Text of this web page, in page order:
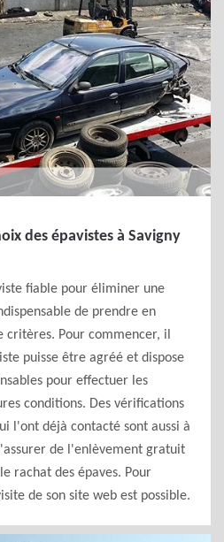
des épavistes à Savigny
fiable pour éliminer une
de prendre en
Pour commencer, il
puisse être agréé et dispose
pour effectuer les
conditions. Des vérifications
l'ont déjà contacté sont aussi à
de l'enlèvement gratuit
rachat des épaves. Pour
de son site web est possible.